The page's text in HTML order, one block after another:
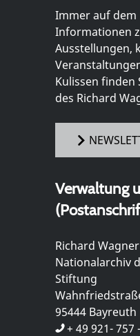
Immer auf dem
Informationen
Ausstellungen,
Kulissen finden
des Richard
Verwaltung
Richard
Nationalarchiv
Stiftung
95444 Bayreuth
+ 49 921- 757